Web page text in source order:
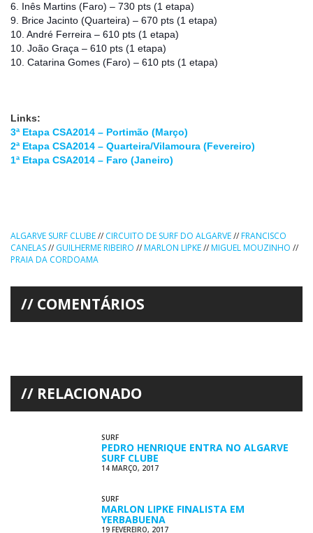
6. Inês Martins (Faro) – 730 pts (1 etapa)
9. Brice Jacinto (Quarteira) – 670 pts (1 etapa)
10. André Ferreira – 610 pts (1 etapa)
10. João Graça – 610 pts (1 etapa)
10. Catarina Gomes (Faro) – 610 pts (1 etapa)
Links:
3ª Etapa CSA2014 – Portimão (Março)
2ª Etapa CSA2014 – Quarteira/Vilamoura (Fevereiro)
1ª Etapa CSA2014 – Faro (Janeiro)
ALGARVE SURF CLUBE// CIRCUITO DE SURF DO ALGARVE//FRANCISCO
CANELAS// GUILHERME RIBEIRO //MARLON LIPKE//MIGUEL MOUZINHO //
PRAIA DA CORDOAMA
COMENTÁRIOS
RELACIONADO
SURF
PEDRO HENRIQUE ENTRA NO ALGARVE
SURF CLUBE
14 MARÇO, 2017
SURF
MARLON LIPKE FINALISTA EM
YERBABUENA
19 FEVEREIRO, 2017